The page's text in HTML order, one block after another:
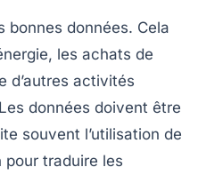
bonnes données. Cela
les achats de
d’autres activités
données doivent être
souvent l’utilisation de
traduire les